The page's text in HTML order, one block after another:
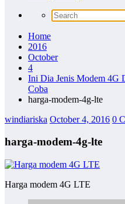
Home
2016
October
4
Ini Dia Jenis Modem 4G
Coba
harga-modem-4g-lte
windiariska October 4, 2016 0
harga-modem-4g-lte
Harga modem 4G LTE